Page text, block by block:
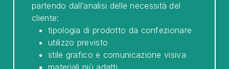
partendo dall’analisi delle necessità del
cliente:
tipologia di prodotto da confezionare
utilizzo previsto
stile grafico e comunicazione visiva
materiali più adatti